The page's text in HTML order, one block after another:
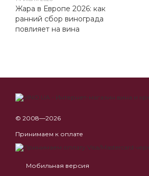
Жара в Европе 2026: как
ранний сбор винограда
повлияет на вина
© 2008—2026
Принимаем к оплате
Мобильная версия